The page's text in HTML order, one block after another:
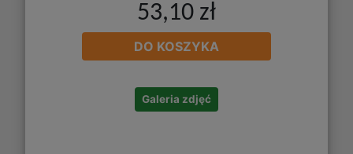
53,10 zł
DO KOSZYKA
Galeria zdjęć